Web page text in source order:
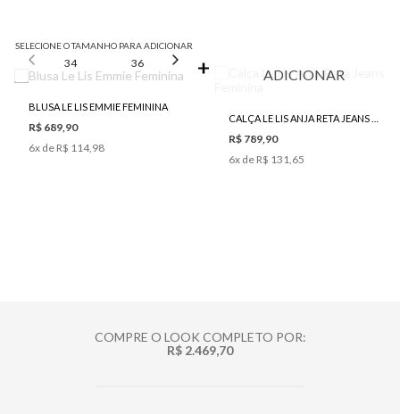
SELECIONE O TAMANHO PARA ADICIONAR
34 36 38
BLUSA LE LIS EMMIE FEMININA
R$ 689,90
6x de R$ 114,98
ADICIONAR
R$ 789,90
6x de R$ 131,65
COMPRE O LOOK COMPLETO POR:
R$ 2.469,70